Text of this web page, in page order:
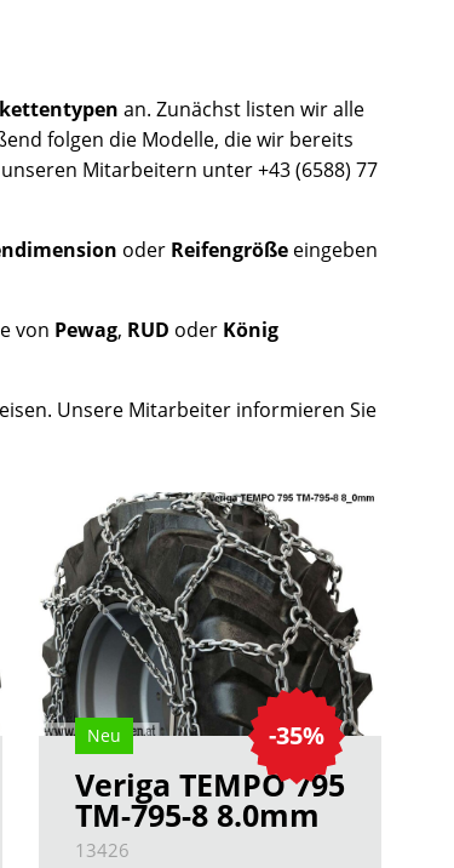
an. Zunächst listen wir alle
folgen die Modelle, die wir bereits
Mitarbeitern unter +43 (6588) 77
oder Reifengröße eingeben
von Pewag, RUD oder König
Unsere Mitarbeiter informieren Sie
-35%
Neu
Veriga TEMPO 795
TM-795-8 8.0mm
13426